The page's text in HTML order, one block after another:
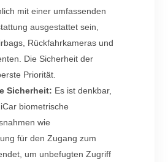
mit einer umfassenden
ausgestattet sein,
Rückfahrkameras und
Die Sicherheit der
Priorität.
Sicherheit: Es ist denkbar,
biometrische
wie
für den Zugang zum
um unbefugten Zugriff